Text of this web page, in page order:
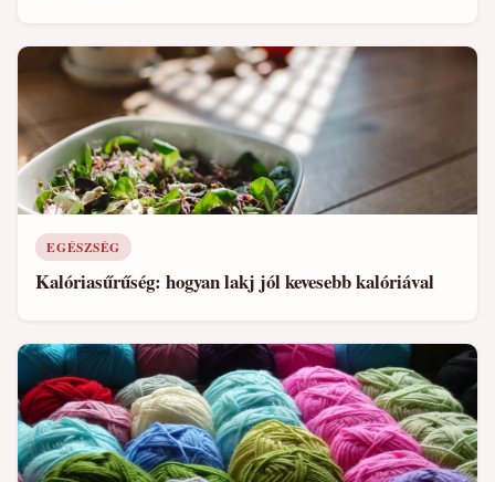
EGÉSZSÉG
Kalóriasűrűség: hogyan lakj jól kevesebb kalóriával